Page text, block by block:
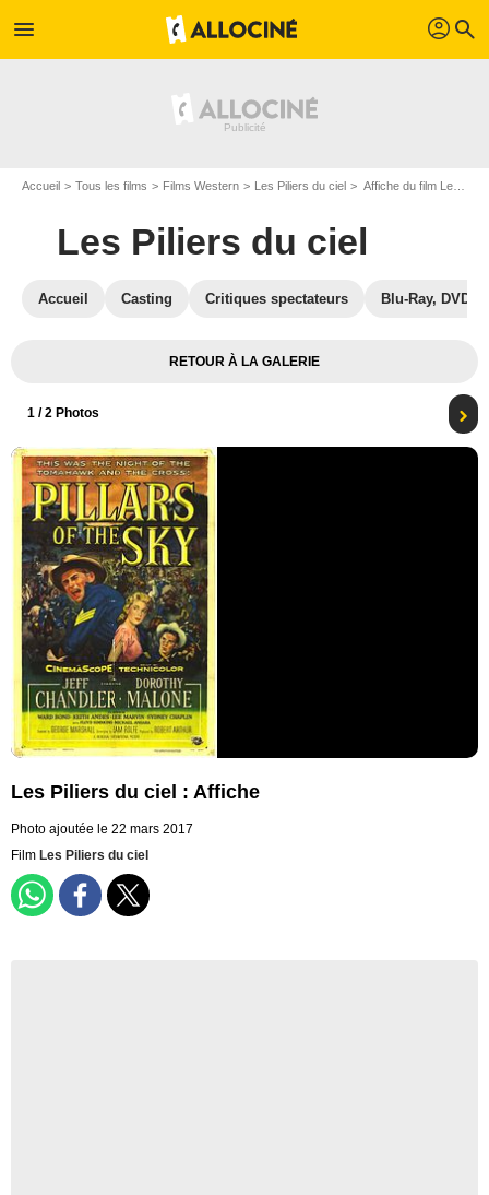
menu profil search
Accueil Tous les films Films Western Les Piliers du ciel Affiche du film Les Piliers du ciel - Photo 1
Les Piliers du ciel
Accueil Casting Critiques spectateurs Blu-Ray, DVD
RETOUR À LA GALERIE
1 / 2 Photos
Les Piliers du ciel : Affiche
Photo ajoutée le 22 mars 2017
Film Les Piliers du ciel